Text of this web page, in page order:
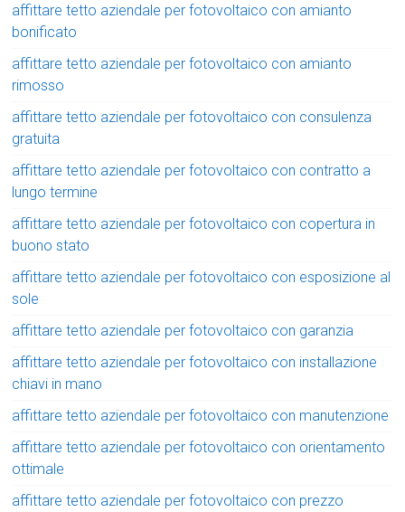
affittare tetto aziendale per fotovoltaico con amianto
bonificato
affittare tetto aziendale per fotovoltaico con amianto
rimosso
affittare tetto aziendale per fotovoltaico con consulenza
gratuita
affittare tetto aziendale per fotovoltaico con contratto a
lungo termine
affittare tetto aziendale per fotovoltaico con copertura in
buono stato
affittare tetto aziendale per fotovoltaico con esposizione al
sole
affittare tetto aziendale per fotovoltaico con garanzia
affittare tetto aziendale per fotovoltaico con installazione
chiavi in mano
affittare tetto aziendale per fotovoltaico con manutenzione
affittare tetto aziendale per fotovoltaico con orientamento
ottimale
affittare tetto aziendale per fotovoltaico con prezzo